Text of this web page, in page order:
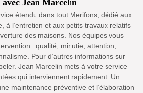
Jean Marcelin
étendu dans tout Merifons, dédié aux
à l’entretien et aux petits travaux relatifs
des maisons. Nos équipes vous
: qualité, minutie, attention,
Pour d’autres informations sur
Jean Marcelin mets à votre service
qui interviennent rapidement. Un
maintenance préventive et l’élaboration